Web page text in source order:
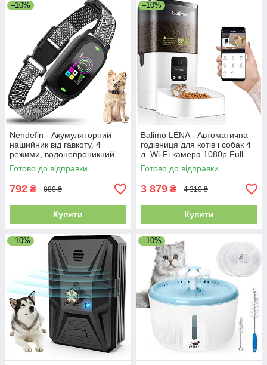
–10%
Nendefin - Акумуляторний
нашийник від гавкоту. 4
режими, водонепроникний
IP67 для великих, середніх та
малих собак
Готово до відправки
792 ₴ 880 ₴
Купити
–10%
Balimo LENA - Автоматична
годівниця для котів і собак 4
л. Wi-Fi камера 1080p Full
HD, нічне бачення,
диспенсер сухого корму
Готово до відправки
3 879 ₴ 4 310 ₴
Купити
–10% –10%